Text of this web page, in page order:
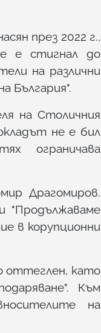
през 2022 г.,
е стигнал до
на различни
България".
на Столичния
не е бил
ограничава
Драгомиров.
"Продължаваме
в корупционни
оттеглен, като
Към
на